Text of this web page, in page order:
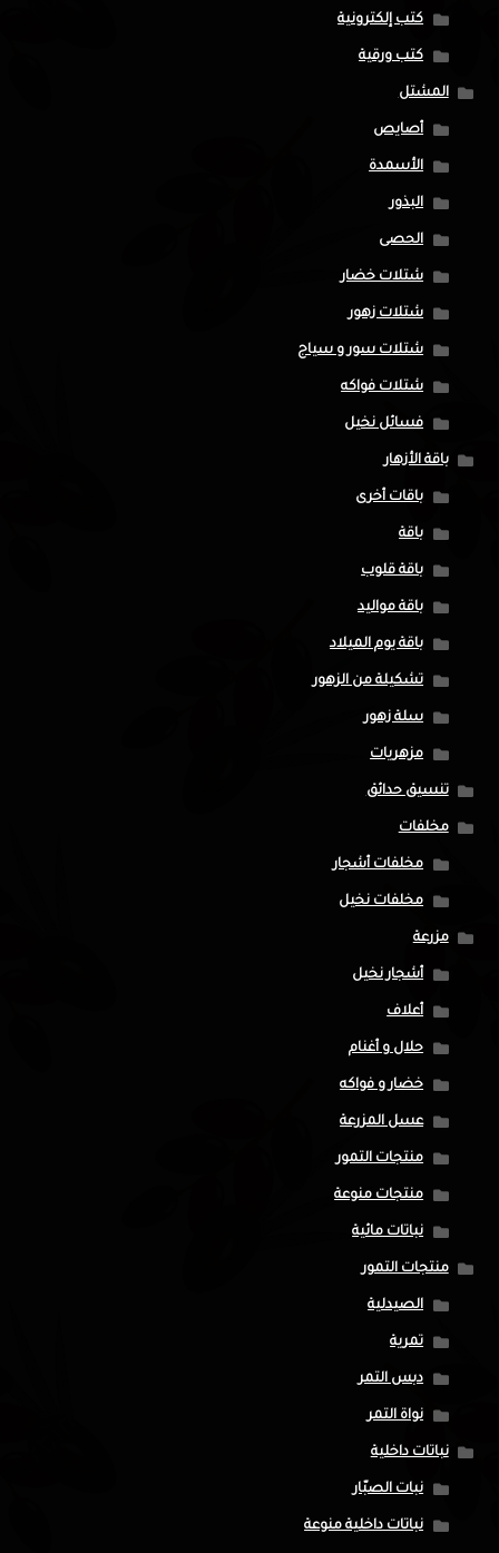
كتب إلكترونية
كتب ورقية
المشتل
أصايص
الأسمدة
البذور
الحصى
شتلات خضار
شتلات زهور
شتلات سور و سياج
شتلات فواكه
فسائل نخيل
باقة الأزهار
باقات أخرى
باقة
باقة قلوب
باقة مواليد
باقة يوم الميلاد
تشكيلة من الزهور
سلة زهور
مزهريات
تنسيق حدائق
مخلفات
مخلفات أشجار
مخلفات نخيل
مزرعة
أشجار نخيل
أعلاف
حلال و أغنام
خضار و فواكه
عسل المزرعة
منتجات التمور
منتجات منوعة
نباتات مائية
منتجات التمور
الصيدلية
تمرية
دبس التمر
نواة التمر
نباتات داخلية
نبات الصبّار
نباتات داخلية منوعة